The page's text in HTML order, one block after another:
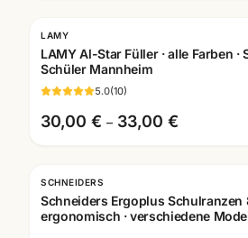
Gratis Gravur
LAMY
LAMY Al-Star Füller · alle Farben
Schüler Mannheim
5.0(10)
30,00 € – 33,00 €
SCHNEIDERS
Schneiders Ergoplus Schulranzen
ergonomisch · verschiedene